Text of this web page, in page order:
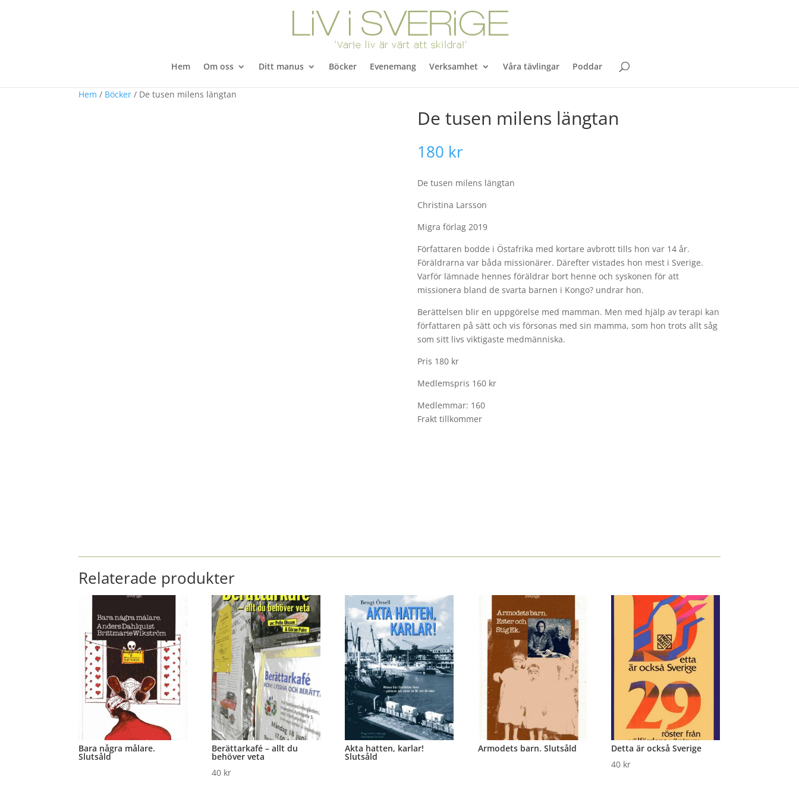
Hem Om oss Ditt manus Böcker Evenemang Verksamhet Våra tävlingar Poddar
Hem / Böcker / De tusen milens längtan
De tusen milens längtan
180 kr
De tusen milens längtan
Christina Larsson
Migra förlag 2019
Författaren bodde i Östafrika med kortare avbrott tills hon var 14 år.
Föräldrarna var båda missionärer. Därefter vistades hon mest i Sverige.
Varför lämnade hennes föräldrar bort henne och syskonen för att
missionera bland de svarta barnen i Kongo? undrar hon.
Berättelsen blir en uppgörelse med mamman. Men med hjälp av terapi kan
författaren på sätt och vis försonas med sin mamma, som hon trots allt såg
som sitt livs viktigaste medmänniska.
Pris 180 kr
Medlemspris 160 kr
Medlemmar: 160
Frakt tillkommer
Relaterade produkter
Bara några målare.
Slutsåld
Berättarkafé – allt du
behöver veta
40 kr
Akta hatten, karlar!
Slutsåld
Armodets barn. Slutsåld
Detta är också Sverige
40 kr